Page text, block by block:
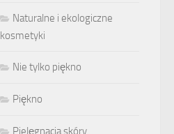
Naturalne i ekologiczne
kosmetyki
Nie tylko piękno
Piękno
Pielęgnacja skóry